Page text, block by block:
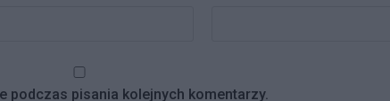
podczas pisania kolejnych komentarzy.